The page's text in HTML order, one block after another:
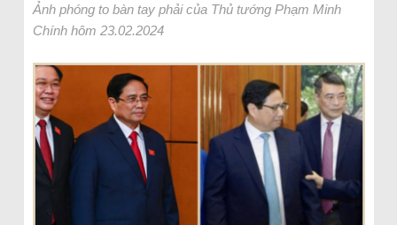
Ảnh phóng to bàn tay phải của Thủ tướng Phạm Minh
Chính hôm 23.02.2024